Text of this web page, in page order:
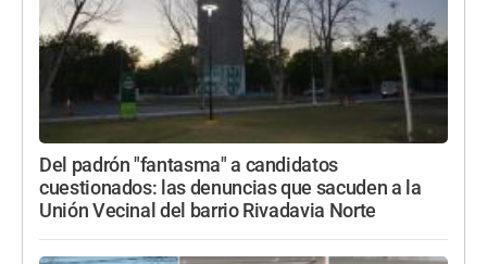
Del padrón "fantasma" a candidatos
cuestionados: las denuncias que sacuden a la
Unión Vecinal del barrio Rivadavia Norte